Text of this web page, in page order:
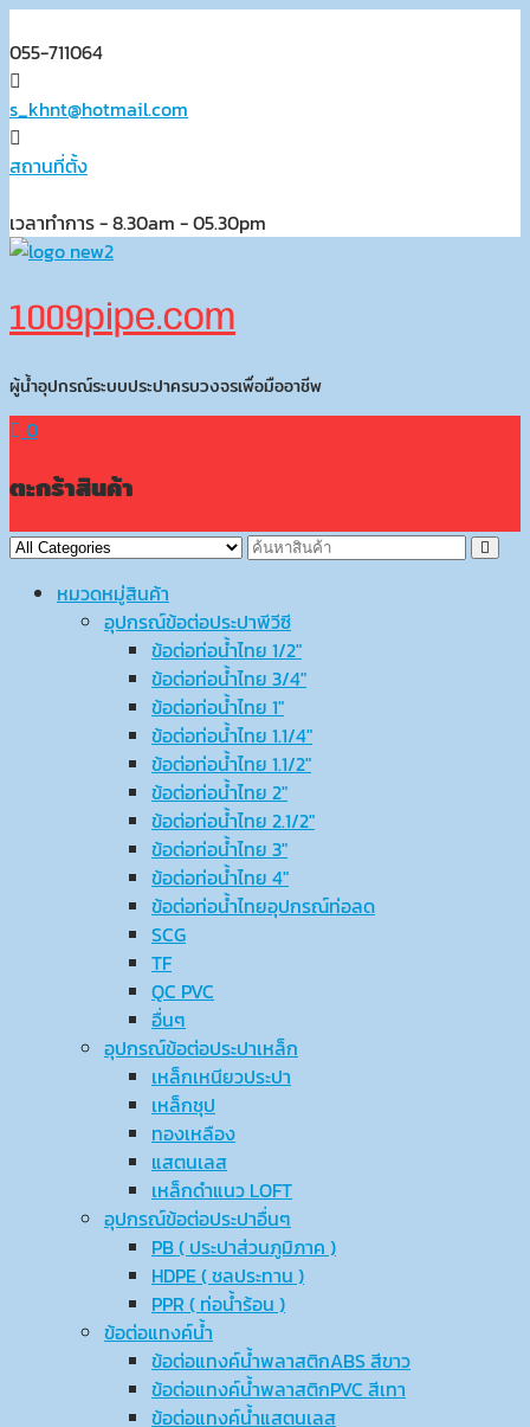
to
content
055-711064
s_khnt@hotmail.com
สถานที่ตั้ง
เวลาทำการ - 8.30am - 05.30pm
1009pipe.com
ผู้น้ำอุปกรณ์ระบบประปาครบวงจรเพื่อมืออาชีพ
0
ตะกร้าสินค้า
หมวดหมู่สินค้า
อุปกรณ์ข้อต่อประปาพีวีซี
ข้อต่อท่อน้ำไทย 1/2″
ข้อต่อท่อน้ำไทย 3/4″
ข้อต่อท่อน้ำไทย 1″
ข้อต่อท่อน้ำไทย 1.1/4″
ข้อต่อท่อน้ำไทย 1.1/2″
ข้อต่อท่อน้ำไทย 2″
ข้อต่อท่อน้ำไทย 2.1/2″
ข้อต่อท่อน้ำไทย 3″
ข้อต่อท่อน้ำไทย 4″
ข้อต่อท่อน้ำไทยอุปกรณ์ท่อลด
SCG
TF
QC PVC
อื่นๆ
อุปกรณ์ข้อต่อประปาเหล็ก
เหล็กเหนียวประปา
เหล็กชุป
ทองเหลือง
แสตนเลส
เหล็กดำแนว LOFT
อุปกรณ์ข้อต่อประปาอื่นๆ
PB ( ประปาส่วนภูมิภาค )
HDPE ( ชลประทาน )
PPR ( ท่อน้ำร้อน )
ข้อต่อแทงค์น้ำ
ข้อต่อแทงค์น้ำพลาสติกABS สีขาว
ข้อต่อแทงค์น้ำพลาสติกPVC สีเทา
ข้อต่อแทงค์น้ำแสตนเลส